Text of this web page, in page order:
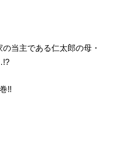
当主である仁太郎の母・
!!